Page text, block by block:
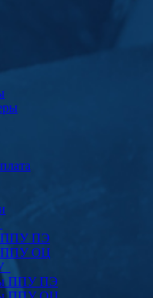
ППУ ПЭ
ППУ ОЦ
ППУ ПЭ